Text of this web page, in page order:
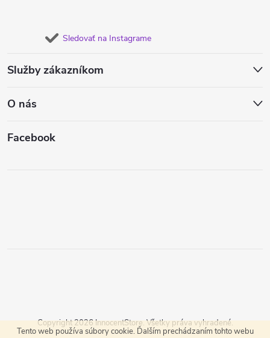
Tento web používa súbory cookie. Ďalším prechádzaním tohto webu
Sledovať na Instagrame
Služby zákazníkom
O nás
Facebook
Copyright 2026 InnocentStore. Všetky práva vyhradené.